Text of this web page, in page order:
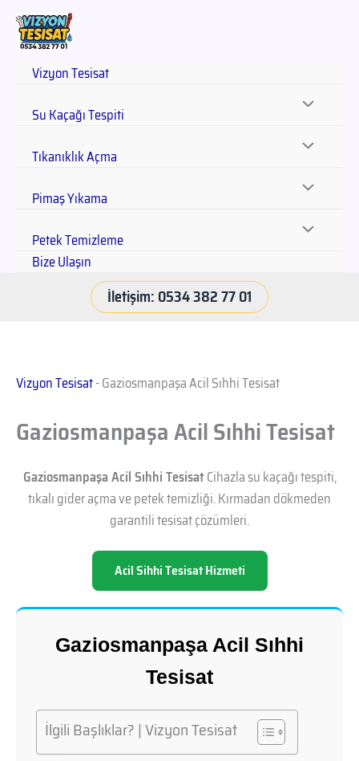
Vizyon Tesisat
Su Kaçağı Tespiti
Tıkanıklık Açma
Pimaş Yıkama
Petek Temizleme
Bize Ulaşın
İletişim: 0534 382 77 01
Vizyon Tesisat-Gaziosmanpaşa Acil Sıhhi Tesisat
Gaziosmanpaşa Acil Sıhhi Tesisat
Gaziosmanpaşa Acil Sıhhi TesisatCihazla su kaçağı tespiti,
tıkalı gider açma ve petek temizliği. Kırmadan dökmeden
garantili tesisat çözümleri.
Acil Sihhi Tesisat Hizmeti
Gaziosmanpaşa Acil Sıhhi
Tesisat
İlgili Başlıklar? | Vizyon Tesisat